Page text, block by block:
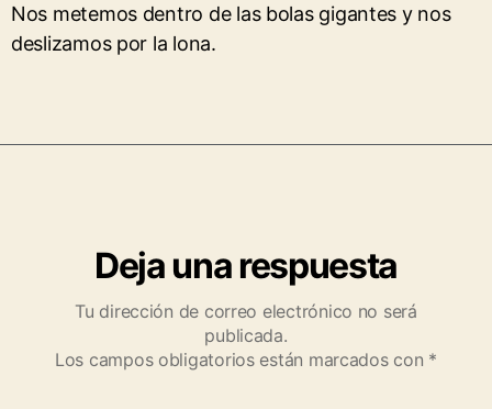
Nos metemos dentro de las bolas gigantes y nos
deslizamos por la lona.
Deja una respuesta
Tu dirección de correo electrónico no será
publicada.
Los campos obligatorios están marcados con *